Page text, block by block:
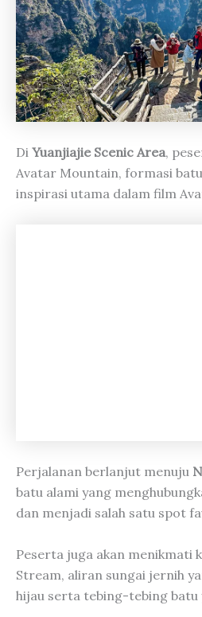
Di Yuanjiajie Scenic Area,
Avatar Mountain, formasi
inspirasi utama dalam film
Perjalanan berlanjut menuju
batu alami yang
dan menjadi salah satu spot
Peserta juga akan menikmati
Stream, aliran sungai jernih
hijau serta tebing-tebing batu